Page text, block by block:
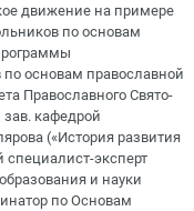
движение на примере
по основам
основам православной
Православного Свято-
зав. кафедрой
(«История развития
эксперт
и науки
по Основам